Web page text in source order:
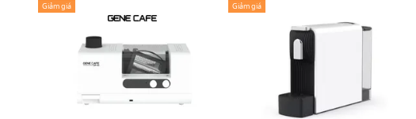
Giảm giá Giảm giá